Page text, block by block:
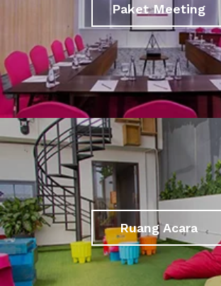
Paket Meeting
Ruang Acara